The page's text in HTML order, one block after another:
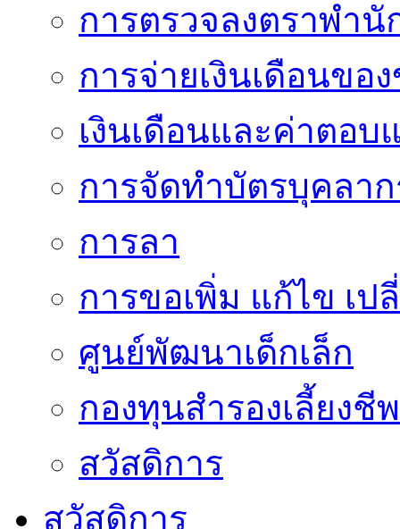
การตรวจลงตราพำ
การจ่ายเงินเดือนขอ
เงินเดือนและค่าตอบ
การจัดทำบัตรบุคลา
การลา
การขอเพิ่ม แก้ไข เ
ศูนย์พัฒนาเด็กเล็ก
กองทุนสำรองเลี้ยงชีพ
สวัสดิการ
สวัสดิการ